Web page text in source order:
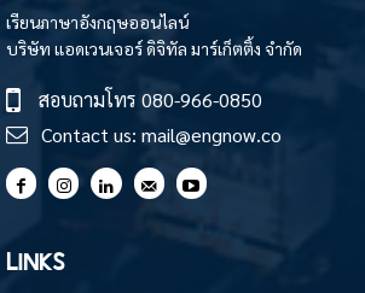
เรียนภาษาอังกฤษออนไลน์
บริษัท แอดเวนเจอร์ ดิจิทัล มาร์เก็ตติ้ง จำกัด
สอบถามโทร 080-966-0850
Contact us: mail@engnow.co
LINKS